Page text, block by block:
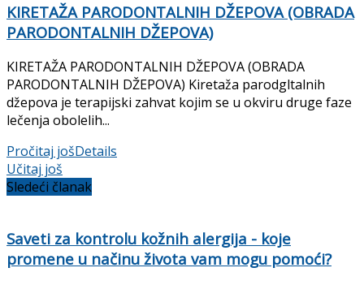
KIRETAŽA PARODONTALNIH DŽEPOVA (OBRADA
PARODONTALNIH DŽEPOVA)
KIRETAŽA PARODONTALNIH DŽEPOVA (OBRADA
PARODONTALNIH DŽEPOVA) Kiretaža parodgltalnih
džepova je terapijski zahvat kojim se u okviru druge faze
lečenja obolelih...
Pročitaj jošDetails
Učitaj još
Sledeći članak
Saveti za kontrolu kožnih alergija - koje
promene u načinu života vam mogu pomoći?